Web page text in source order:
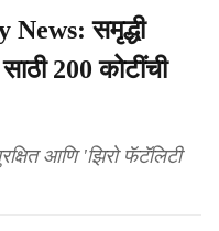
समृद्धी
200 कोटींची
आणि 'झिरो फॅटॅलिटी